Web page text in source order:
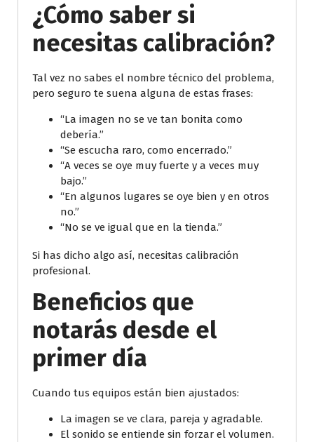
¿Cómo saber si
necesitas calibración?
Tal vez no sabes el nombre técnico del problema,
pero seguro te suena alguna de estas frases:
“La imagen no se ve tan bonita como
debería.”
“Se escucha raro, como encerrado.”
“A veces se oye muy fuerte y a veces muy
bajo.”
“En algunos lugares se oye bien y en otros
no.”
“No se ve igual que en la tienda.”
Si has dicho algo así, necesitas calibración
profesional.
Beneficios que
notarás desde el
primer día
Cuando tus equipos están bien ajustados:
La imagen se ve clara, pareja y agradable.
El sonido se entiende sin forzar el volumen.